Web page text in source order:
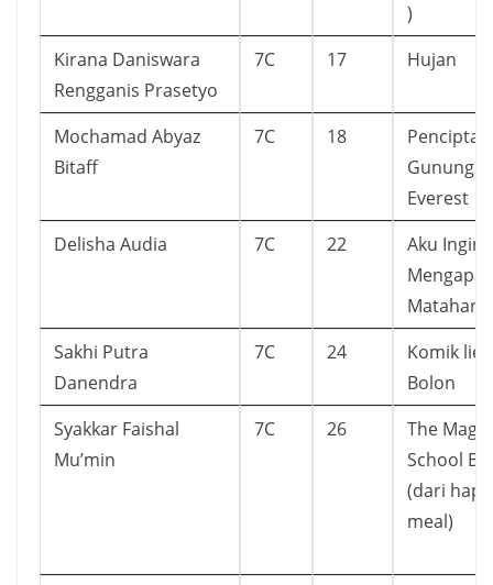
)
Kirana Daniswara
Rengganis Prasetyo
7C 17 Hujan
Mochamad Abyaz
Bitaff
7C 18
Gunung
Everest
Delisha Audia
7C 22
Aku Ingin
Mengapa
Matahari
Sakhi Putra
Danendra
7C 24
Komik
Bolon
Syakkar Faishal
Mu’min
7C 26
The Magic
School
(dari
meal)